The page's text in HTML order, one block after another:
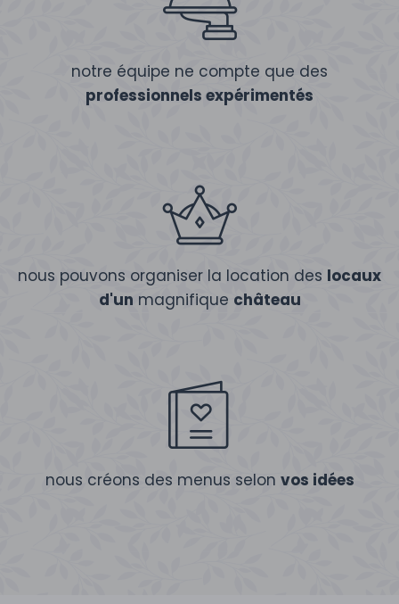
notre équipe ne compte que des
professionnels expérimentés
nous pouvons organiser la location des locaux
d'un magnifique château
nous créons des menus selon vos idées